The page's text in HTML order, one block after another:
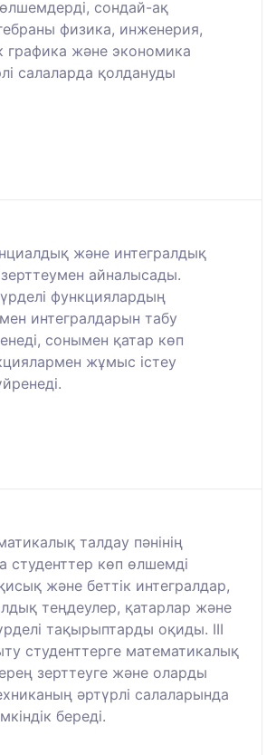
сондай-ақ
физика, инженерия,
графика және экономика
салаларда қолдануды
және интегралдық
зерттеумен айналысады.
функциялардың
интегралдарын табу
сонымен қатар көп
жұмыс істеу
талдау пәнінің
студенттер көп өлшемді
және беттік интегралдар,
теңдеулер, қатарлар және
тақырыптарды оқиды. III
студенттерге математикалық
зерттеуге және оларды
әртүрлі салаларында
береді.